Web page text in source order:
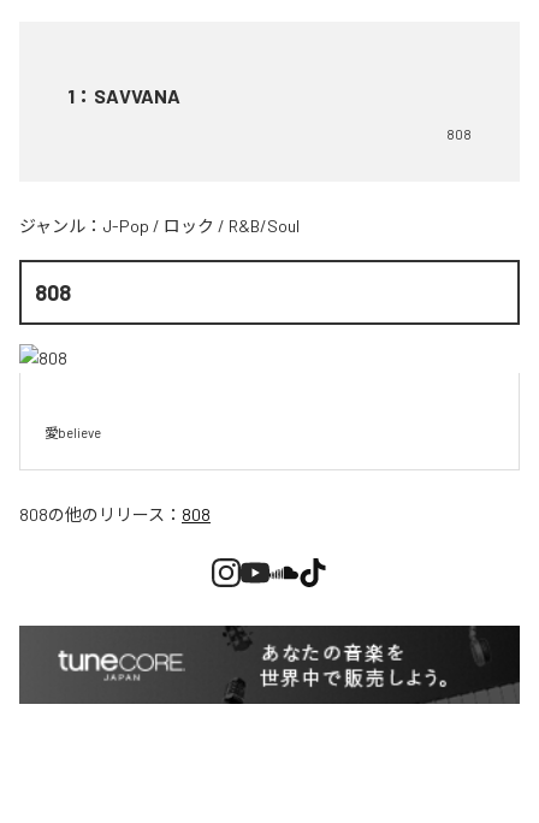
1 ： SAVVANA
808
ジャンル： J-Pop / ロック / R&B/Soul
808
愛believe
808の他のリリース： 808